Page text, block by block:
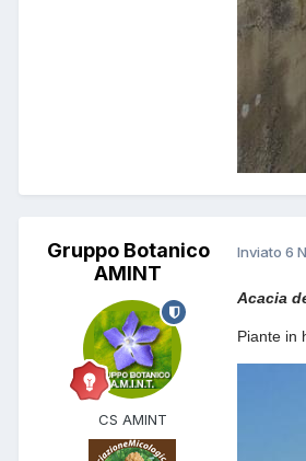
Gruppo Botanico
AMINT
CS AMINT
Inviato 6
Acacia
Piante in